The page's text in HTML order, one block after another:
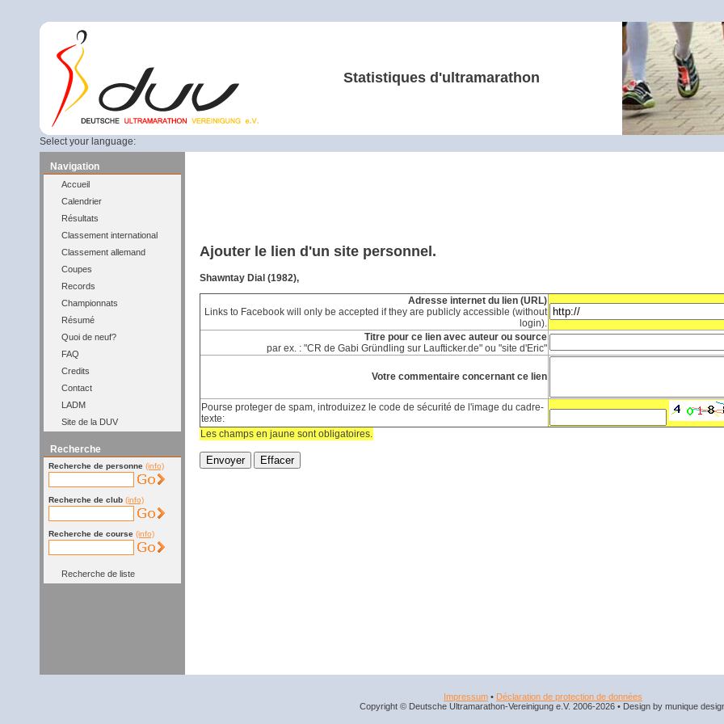
Statistiques d'ultramarathon
Select your language:
Navigation
Accueil
Calendrier
Résultats
Classement international
Classement allemand
Coupes
Records
Championnats
Résumé
Quoi de neuf?
FAQ
Credits
Contact
LADM
Site de la DUV
Recherche
Recherche de personne (info)
Recherche de club (info)
Recherche de course (info)
Recherche de liste
Ajouter le lien d'un site personnel.
Shawntay Dial (1982),
Adresse internet du lien (URL)
Links to Facebook will only be accepted if they are publicly accessible (without
login).
Titre pour ce lien avec auteur ou source
par ex. : "CR de Gabi Gründling sur Laufticker.de" ou "site d'Eric"
Votre commentaire concernant ce lien
Pourse proteger de spam, introduizez le code de sécurité de l'image du cadre-
texte:
Les champs en jaune sont obligatoires.
Impressum • Déclaration de protection de données
Copyright © Deutsche Ultramarathon-Vereinigung e.V. 2006-2026 • Design by munique